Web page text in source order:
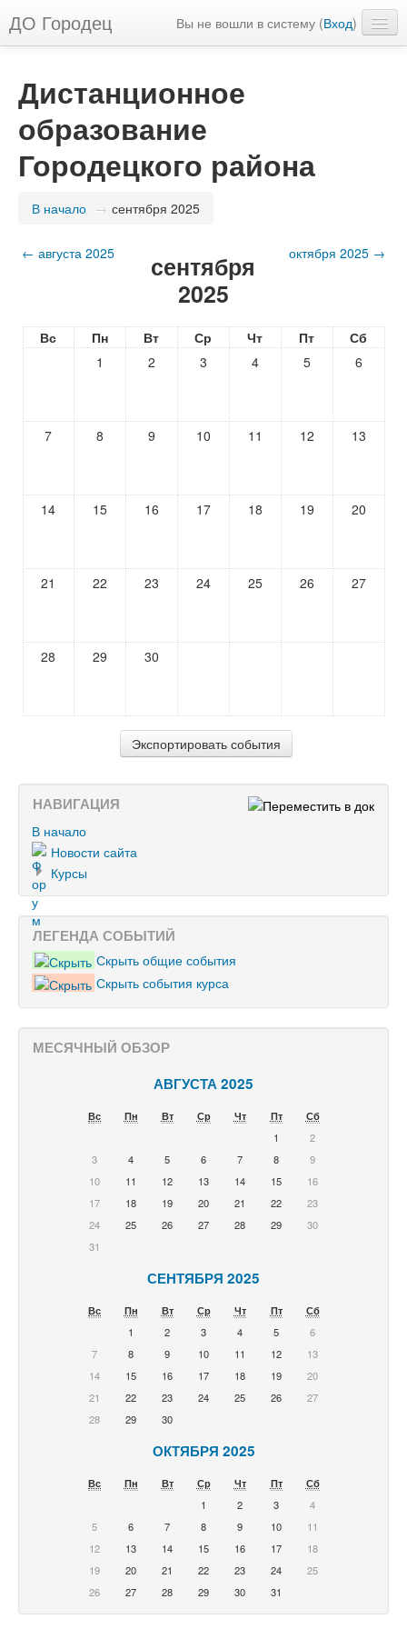
ДО Городец Вы не вошли в систему (Вход)
Дистанционное
образование
Городецкого района
В начало → сентября 2025
← августа 2025
сентября
2025
октября 2025 →
Вс Пн Вт Ср Чт Пт
Сб
1
2 3 4 5 6
7 8 9 10 11 12 13
14 15 16 17 18 19 20
21 22 23 24 25 26 27
28 29 30
НАВИГАЦИЯ
В начало
Новости сайта
Курсы
ЛЕГЕНДА СОБЫТИЙ
Скрыть общие события
Скрыть события курса
МЕСЯЧНЫЙ ОБЗОР
АВГУСТА 2025
Вс Пн Вт Ср Чт Пт
Сб
1
2
3
4 5 6 7 8
9
10
11 12 13 14 15
16
17
18 19 20 21 22
23
24
25 26 27 28 29
30
31
СЕНТЯБРЯ 2025
Вс Пн Вт Ср Чт Пт
Сб
1
2 3 4 5
6
7
8 9 10 11 12
13
14
15 16 17 18 19
20
21
22 23 24 25 26
27
28
29 30
ОКТЯБРЯ 2025
Вс Пн Вт Ср Чт Пт
Сб
1
2 3
4
5
6 7 8 9 10
11
12
13 14 15 16 17
18
19
20 21 22 23 24
25
26
27 28 29 30 31